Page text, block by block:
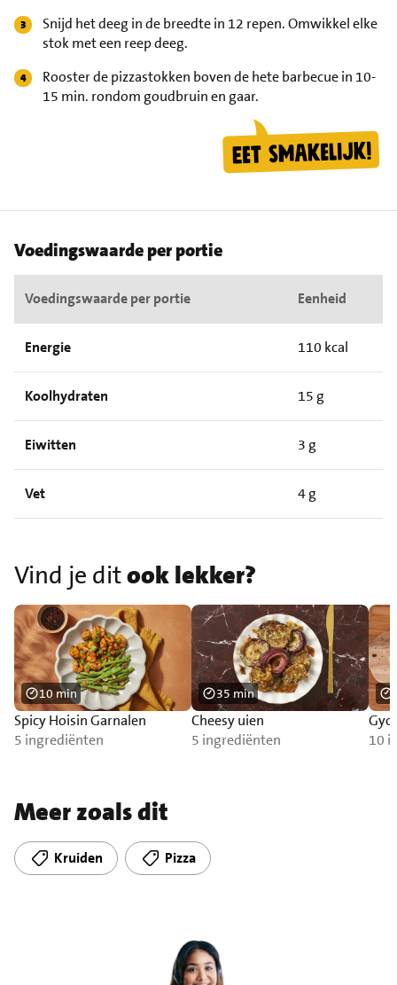
Snijd het deeg in de breedte in 12 repen. Omwikkel elke
stok met een reep deeg.
Rooster de pizzastokken boven de hete barbecue in 10-
15 min. rondom goudbruin en gaar.
Voedingswaarde per portie
Voedingswaarde per portie Eenheid
Energie 110 kcal
Koolhydraten 15 g
Eiwitten 3 g
Vet 4 g
Vind je ditook lekker?
Spicy Hoisin Garnalen
5 ingrediënten
10 min
Cheesy uien
5 ingrediënten
35 min
10
Meer zoals dit
Kruiden Pizza